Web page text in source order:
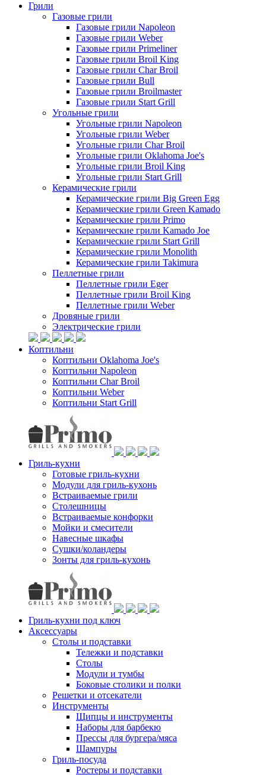
Грили
Газовые грили
Газовые грили Napoleon
Газовые грили Weber
Газовые грили Primeliner
Газовые грили Broil King
Газовые грили Char Broil
Газовые грили Bull
Газовые грили Broilmaster
Газовые грили Start Grill
Угольные грили
Угольные грили Napoleon
Угольные грили Weber
Угольные грили Char Broil
Угольные грили Oklahoma Joe's
Угольные грили Broil King
Угольные грили Start Grill
Керамические грили
Керамические грили Big Green Egg
Керамические грили Green Kamado
Керамические грили Primo
Керамические грили Kamado Joe
Керамические грили Start Grill
Керамические грили Monolith
Керамические грили Takimura
Пеллетные грили
Пеллетные грили Eger
Пеллетные грили Broil King
Пеллетные грили Weber
Дровяные грили
Электрические грили
Коптильни
Коптильни Oklahoma Joe's
Коптильни Napoleon
Коптильни Char Broil
Коптильни Weber
Коптильни Start Grill
Гриль-кухни
Готовые гриль-кухни
Модули для гриль-кухонь
Встраиваемые грили
Столешницы
Встраиваемые конфорки
Мойки и смесители
Навесные шкафы
Сушки/коландеры
Зонты для гриль-кухонь
Гриль-кухни под ключ
Аксессуары
Столы и подставки
Тележки и подставки
Столы
Модули и тумбы
Боковые столики и полки
Решетки и отсекатели
Инструменты
Щипцы и инструменты
Наборы для барбекю
Прессы для бургера/мяса
Шампуры
Гриль-посуда
Ростеры и подставки